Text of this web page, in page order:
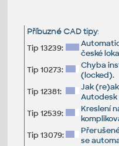
Příbuzné CAD tipy:
Tip 13239:
české
Tip 10273:
Chyba
(locked).
Tip 12381:
Jak
Autodesk
Tip 12539:
Kreslení
Tip 13079:
se